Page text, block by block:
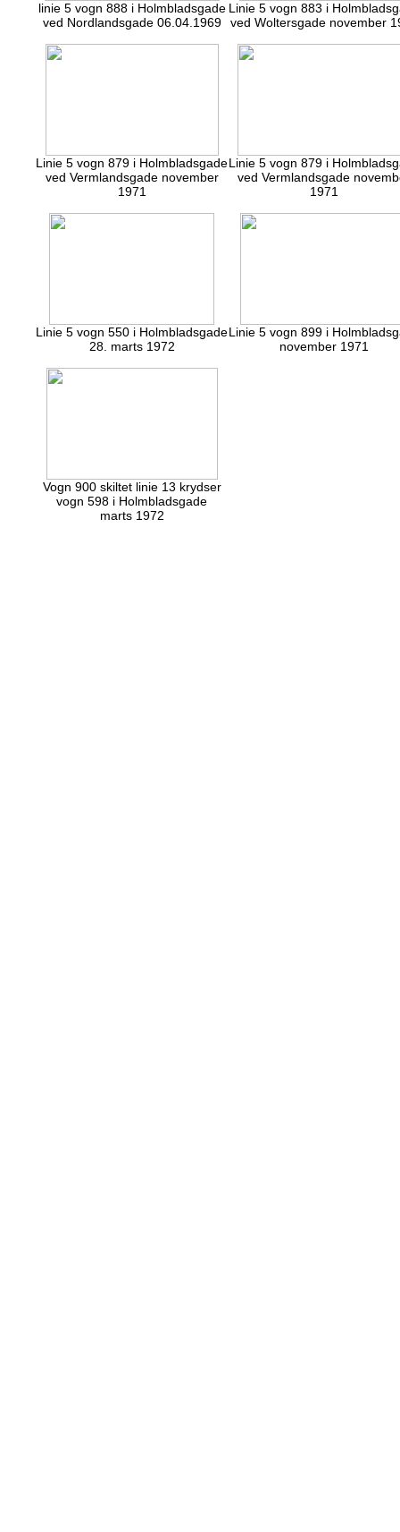
linie 5 vogn 888 i Holmbladsgade
ved Nordlandsgade 06.04.1969
Linie 5 vogn 883 i
ved Woltersgade november
Linie 5 vogn 879 i Holmbladsgade
ved Vermlandsgade november
1971
Linie 5 vogn 879 i
ved Vermlandsgade
1971
Linie 5 vogn 550 i Holmbladsgade
28. marts 1972
Linie 5 vogn 899 i
november 1971
Vogn 900 skiltet linie 13 krydser
vogn 598 i Holmbladsgade
marts 1972